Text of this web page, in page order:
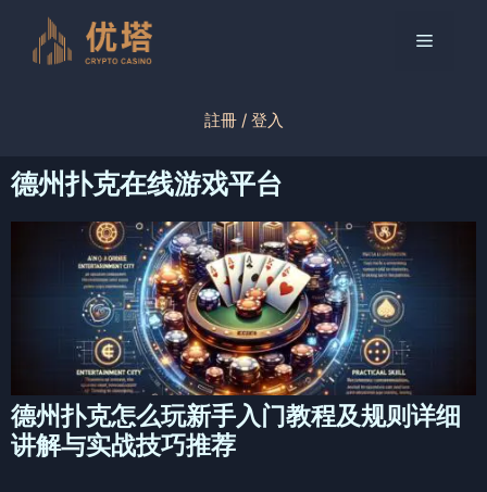
菜
註冊 / 登入
德州扑克在线游戏平台
德州扑克怎么玩新手入门教程及规则详细
讲解与实战技巧推荐